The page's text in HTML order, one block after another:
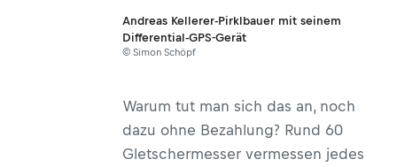
Andreas Kellerer-Pirklbauer mit seinem
Differential-GPS-Gerät
© Simon Schöpf
Warum tut man sich das an, noch
dazu ohne Bezahlung? Rund 60
Gletschermesser vermessen jedes